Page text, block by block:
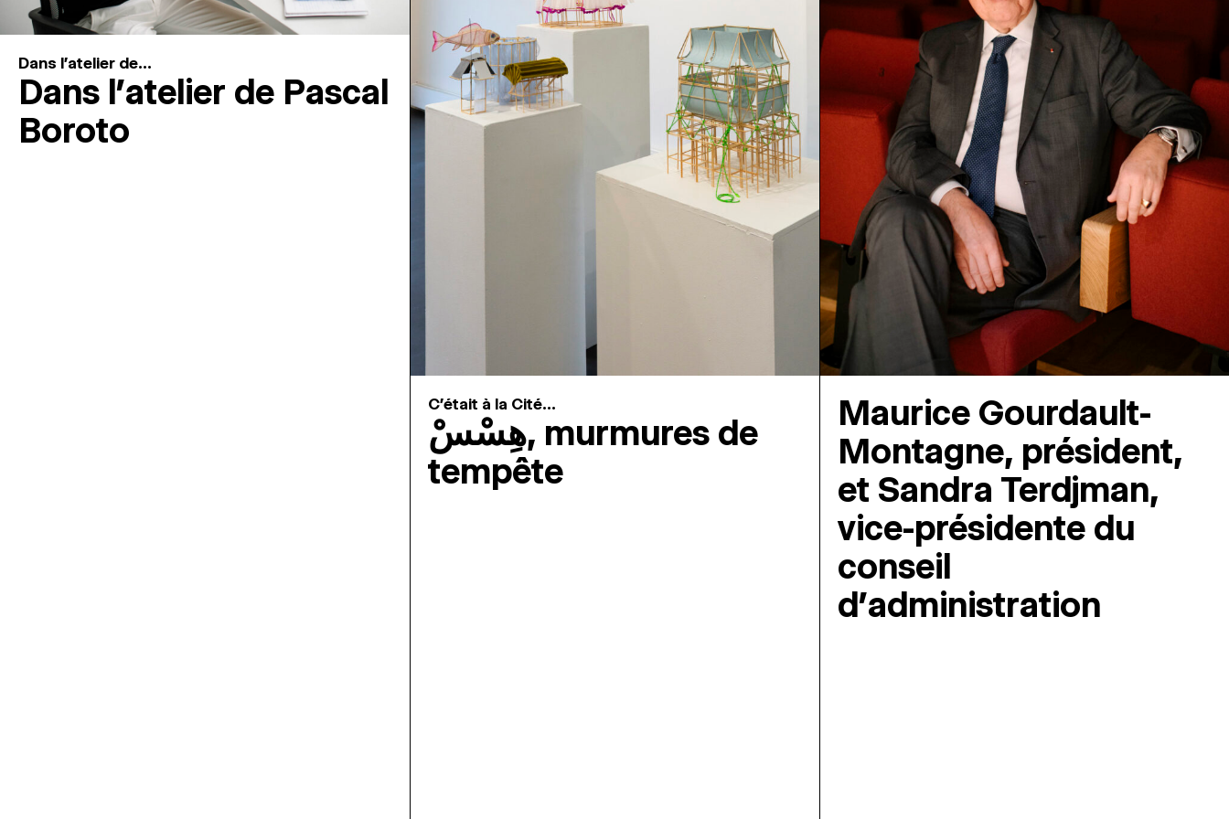
Dans l'atelier de...
Dans l’atelier de Pascal
Boroto
C'était à la Cité...
هِسْسْ, murmures de
tempête
Maurice Gourdault-
Montagne, président,
et Sandra Terdjman,
vice-présidente du
conseil
d’administration